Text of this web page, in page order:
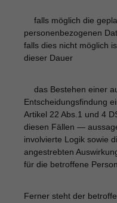
falls möglich die
personenbezogenen
falls dies nicht möglich
dieser Dauer
das Bestehen einer
Entscheidungsfindung
Artikel 22 Abs.1 und 4
diesen Fällen —
involvierte Logik sowie
angestrebten
für die betroffene Person
Ferner steht der